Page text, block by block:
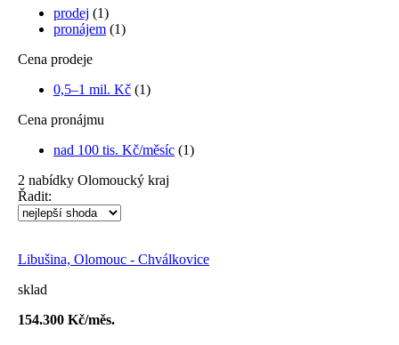
prodej (1)
pronájem (1)
Cena prodeje
0,5–1 mil. Kč (1)
Cena pronájmu
nad 100 tis. Kč/měsíc (1)
2 nabídky Olomoucký kraj
Řadit:
Libušina, Olomouc - Chválkovice
sklad
154.300 Kč/měs.